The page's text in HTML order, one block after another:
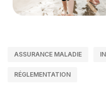
ASSURANCE MALADIE
RÉGLEMENTATION